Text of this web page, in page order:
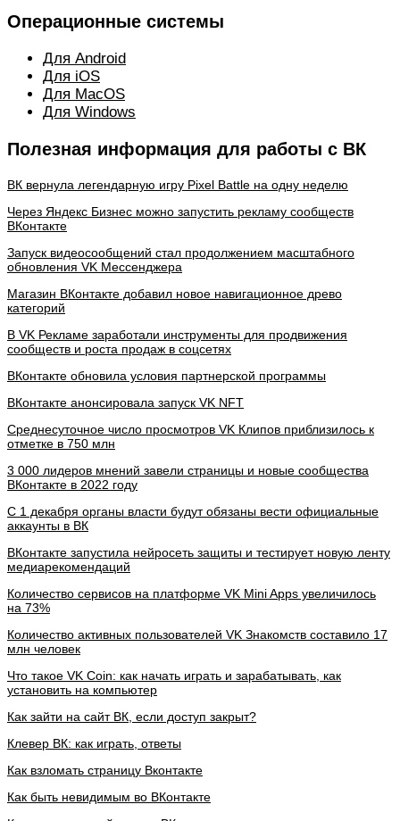
Операционные системы
Для Android
Для iOS
Для MacOS
Для Windows
Полезная информация для работы с ВК
ВК вернула легендарную игру Pixel Battle на одну неделю
Через Яндекс Бизнес можно запустить рекламу сообществ
ВКонтакте
Запуск видеосообщений стал продолжением масштабного
обновления VK Мессенджера
Магазин ВКонтакте добавил новое навигационное древо
категорий
В VK Рекламе заработали инструменты для продвижения
сообществ и роста продаж в соцсетях
ВКонтакте обновила условия партнерской программы
ВКонтакте анонсировала запуск VK NFT
Среднесуточное число просмотров VK Клипов приблизилось к
отметке в 750 млн
3 000 лидеров мнений завели страницы и новые сообщества
ВКонтакте в 2022 году
С 1 декабря органы власти будут обязаны вести официальные
аккаунты в ВК
ВКонтакте запустила нейросеть защиты и тестирует новую ленту
медиарекомендаций
Количество сервисов на платформе VK Mini Apps увеличилось
на 73%
Количество активных пользователей VK Знакомств составило 17
млн человек
Что такое VK Coin: как начать играть и зарабатывать, как
установить на компьютер
Как зайти на сайт ВК, если доступ закрыт?
Клевер ВК: как играть, ответы
Как взломать страницу Вконтакте
Как быть невидимым во ВКонтакте